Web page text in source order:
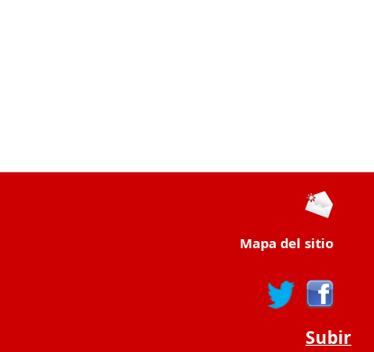
Mapa del sitio
Subir